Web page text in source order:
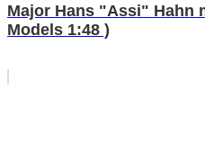
Major Hans "Assi" Hahn
Models 1:48 )